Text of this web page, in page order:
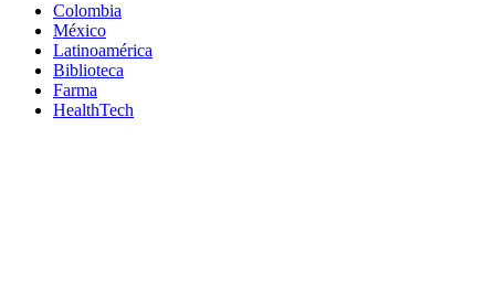
Colombia
México
Latinoamérica
Biblioteca
Farma
HealthTech